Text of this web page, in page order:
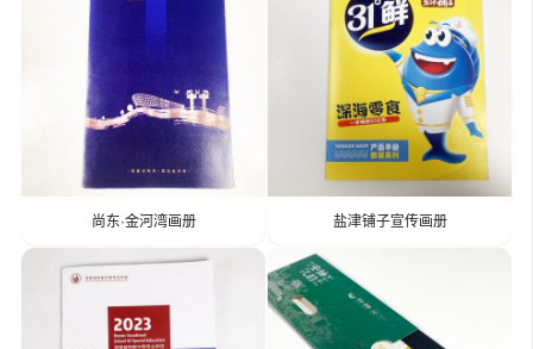
尚东·金河湾画册 盐津铺子宣传画册